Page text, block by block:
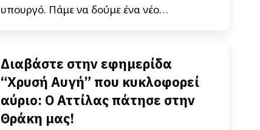
υπουργό. Πάμε να δούμε ένα νέο…
Διαβάστε στην εφημερίδα
“Χρυσή Αυγή” που κυκλοφορεί
αύριο: Ο Αττίλας πάτησε στην
Θράκη μας!